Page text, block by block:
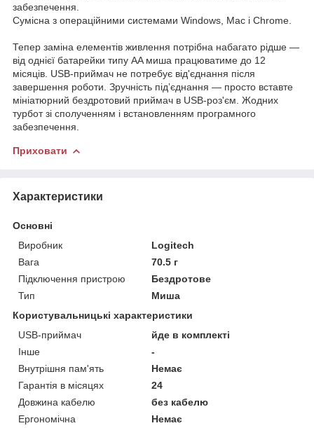
забезпечення.
Сумісна з операційними системами Windows, Mac і Chrome.
Тепер заміна елементів живлення потрібна набагато рідше —
від однієї батарейки типу AA миша працюватиме до 12
місяців. USB-приймач не потребує від'єднання після
завершення роботи. Зручність підʼєднання — просто вставте
мініатюрний бездротовий приймач в USB-роз'єм. Жодних
турбот зі сполученням і встановленням програмного
забезпечення.
Приховати
Характеристики
Основні
Виробник
Logitech
Вага
70.5 г
Підключення пристрою
Бездротове
Тип
Миша
Користувальницькі характеристики
USB-приймач
йде в комплекті
Інше
-
Внутрішня пам'ять
Немає
Гарантія в місяцях
24
Довжина кабелю
без кабелю
Ергономічна
Немає